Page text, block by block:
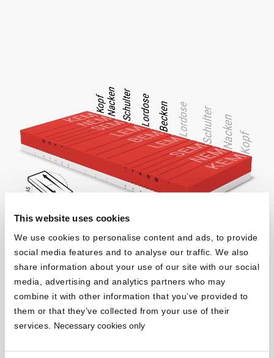
This website uses cookies
We use cookies to personalise content and ads, to provide
social media features and to analyse our traffic. We also
share information about your use of our site with our social
media, advertising and analytics partners who may
combine it with other information that you’ve provided to
them or that they’ve collected from your use of their
services. Necessary cookies only
Viele Module für
eine gute Nacht
Die BODYGUARD Matratze ist inergonomische Module
eingeteilt, dieKopf, Nacken, Schultern, Rücken und Becken